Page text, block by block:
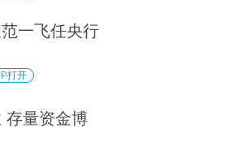
一飞任央行
打开
存量资金博